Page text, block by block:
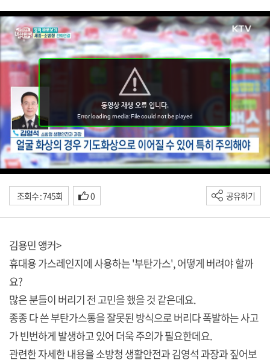
조회수 : 745회 0 공유하기
김용민 앵커>
휴대용 가스레인지에 사용하는 '부탄가스', 어떻게 버려야 할까
요?
많은 분들이 버리기 전 고민을 했을 것 같은데요.
종종 다 쓴 부탄가스통을 잘못된 방식으로 버리다 폭발하는 사고
가 빈번하게 발생하고 있어 더욱 주의가 필요한데요.
관련한 자세한 내용을 소방청 생활안전과 김영석 과장과 짚어보